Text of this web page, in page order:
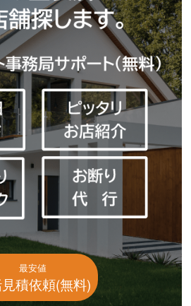
最安値
積依頼(無料)